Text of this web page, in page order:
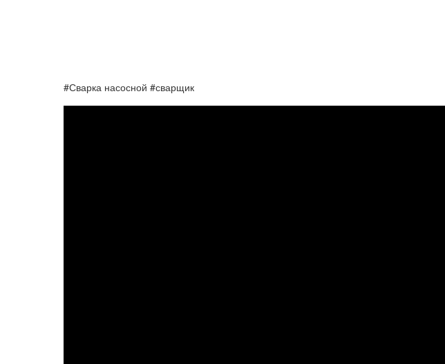
#Сварка насосной #сварщик